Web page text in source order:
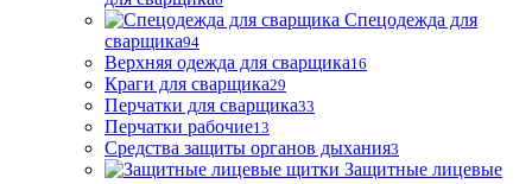
Спецодежда для
сварщика94
Верхняя одежда для сварщика16
Краги для сварщика29
Перчатки для сварщика33
Перчатки рабочие13
Средства защиты органов дыхания3
Защитные лицевые